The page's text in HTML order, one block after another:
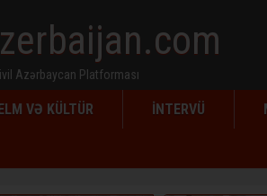
Azərbaycan Platforması
VƏ KÜLTÜR İNTERVÜ